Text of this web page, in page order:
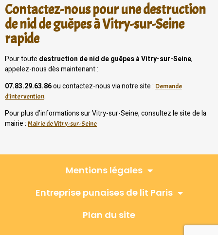
Contactez-nous pour une destruction
de nid de guêpes à Vitry-sur-Seine
rapide
Pour toute destruction de nid de guêpes à Vitry-sur-Seine,
appelez-nous dès maintenant :
07.83.29.63.86ou contactez-nous via notre site : Demande
d’intervention.
Pour plus d’informations sur Vitry-sur-Seine, consultez le site de la
mairie : Mairie de Vitry-sur-Seine
Mentions légales
Entreprise punaises de lit Paris
Plan du site